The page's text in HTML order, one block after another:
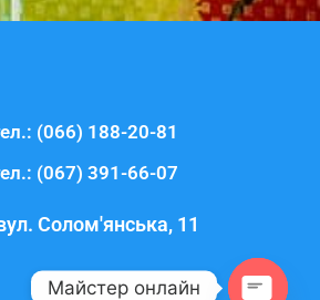
(066) 188-20-81
(067) 391-66-07
Солом'янська, 11
Майстер онлайн